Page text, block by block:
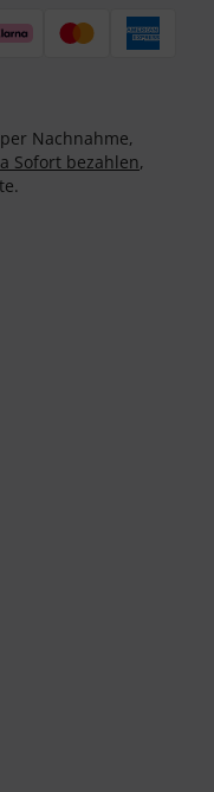
Nachnahme,
Sofort bezahlen,